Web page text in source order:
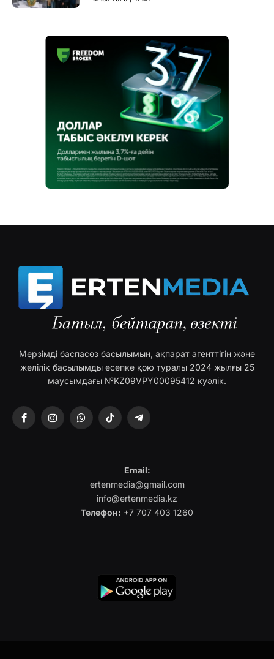
Мерзімді баспасөз басылымын, ақпарат агенттігін және
желілік басылымды есепке қою туралы 2024 жылғы 25
маусымдағы №KZ09VPY00095412 куәлік.
FacebookInstagramWhatsAppTikTok Telegram
Email:
ertenmedia@gmail.com
info@ertenmedia.kz
Телефон: +7 707 403 1260